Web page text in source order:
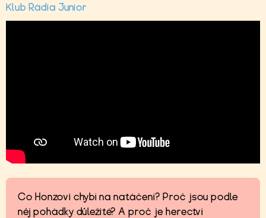
Klub Rádia Junior
Co Honzovi chybí na natáčení? Proč jsou podle
něj pohádky důležité? A proč je herectví